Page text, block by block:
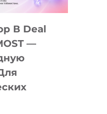
В Deal
—